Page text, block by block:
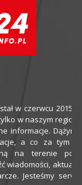
w czerwcu 2015
w naszym
informacje.
a co za tym
na terenie
wiadomości,
Jesteśmy